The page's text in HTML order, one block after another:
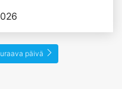
päivä